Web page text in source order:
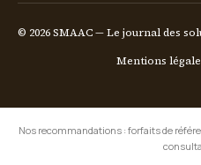
© 2026 SMAAC — Le journal des
Mentions
Nos recommandations : forfaits de